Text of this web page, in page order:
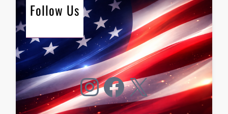
Follow Us
Instagram Facebook X